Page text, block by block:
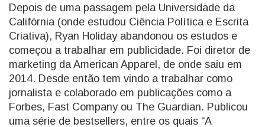
Depois de uma passagem pela Universidade da
Califórnia (onde estudou Ciência Política e Escrita
Criativa), Ryan Holiday abandonou os estudos e
começou a trabalhar em publicidade. Foi diretor de
marketing da American Apparel, de onde saiu em
2014. Desde então tem vindo a trabalhar como
jornalista e colaborado em publicações como a
Forbes, Fast Company ou The Guardian. Publicou
uma série de bestsellers, entre os quais “A